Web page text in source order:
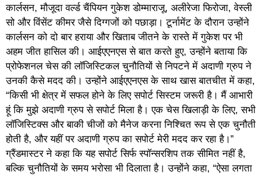
कार्लसन, मौजूदा वर्ल्ड चैंपियन गुकेश डोम्माराजू, अलीरेजा फिरोजा, वेस्ली
सो और विंसेंट कीमर जैसे दिग्गजों को पछाड़ा। टूर्नामेंट के दौरान उन्होंने
कार्लसन को दो बार हराया और खिताब जीतने के रास्ते में गुकेश पर भी
अहम जीत हासिल की। आईएएनएस से ​​बात करते हुए, उन्होंने बताया कि
प्रोफेशनल चेस की लॉजिस्टिकल चुनौतियों से निपटने में अदाणी ग्रुप ने
उनकी कैसे मदद की। उन्होंने आईएएनएस के साथ खास बातचीत में कहा,
“किसी भी क्षेत्र में सफल होने के लिए सपोर्ट सिस्टम जरूरी है। मैं आभारी
हूं कि मुझे अदाणी ग्रुप से सपोर्ट मिला है। एक चेस खिलाड़ी के लिए, सभी
लॉजिस्टिक्स और बाकी चीजों को मैनेज करना निश्चित रूप से एक चुनौती
होती है, और यहीं पर अदाणी ग्रुप का सपोर्ट मेरी मदद कर रहा है।”
ग्रैंडमास्टर ने कहा कि यह सपोर्ट सिर्फ स्पॉन्सरशिप तक सीमित नहीं है,
बल्कि चुनौतियों के समय भरोसा भी दिलाता है। उन्होंने कहा, “ऐसा लगता